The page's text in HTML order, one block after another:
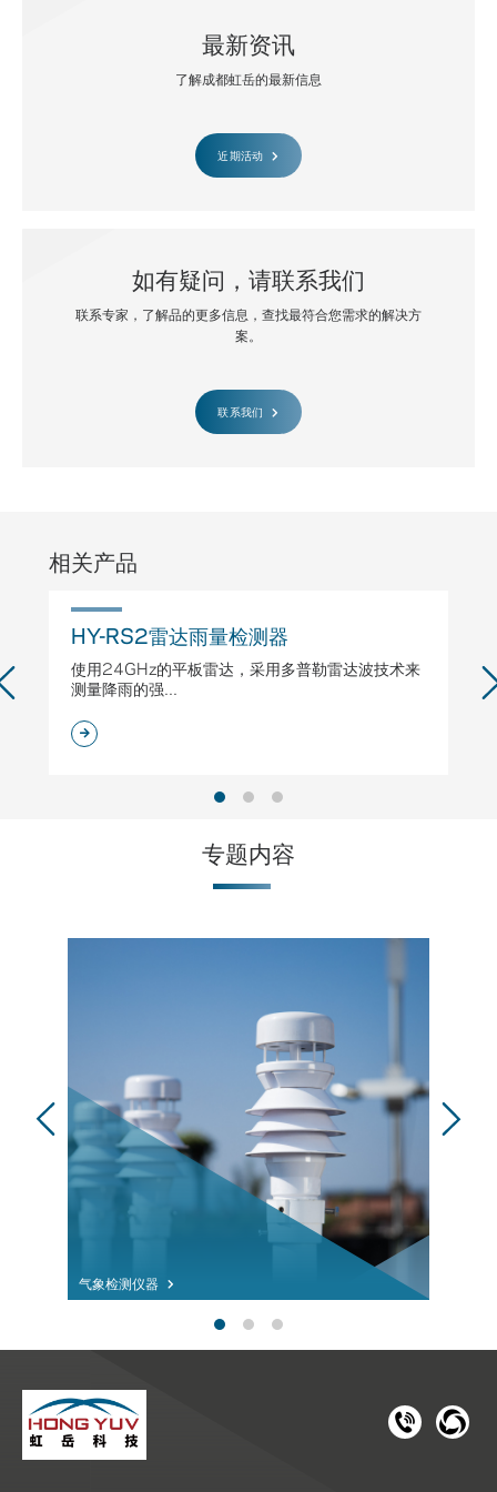
最新资讯
了解成都虹岳的最新信息
近期活动
如有疑问，请联系我们
联系专家，了解品的更多信息，查找最符合您需求的解决方
案。
联系我们
相关产品
HY-RS2雷达雨量检测器
使用24GHz的平板雷达，采用多普勒雷达波技术来
测量降雨的强...
专题内容
气象检测仪器
181 1126
028-